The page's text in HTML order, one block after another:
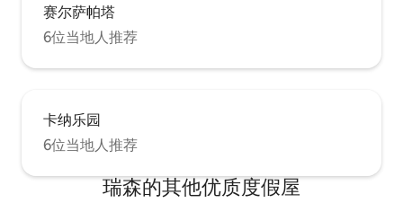
赛尔萨帕塔
6位当地人推荐
卡纳乐园
6位当地人推荐
瑞森的其他优质度假屋